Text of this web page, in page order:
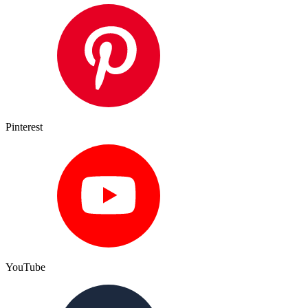
Pinterest
YouTube